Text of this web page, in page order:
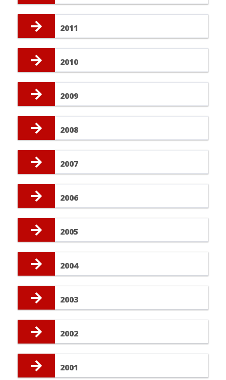
2011
2010
2009
2008
2007
2006
2005
2004
2003
2002
2001